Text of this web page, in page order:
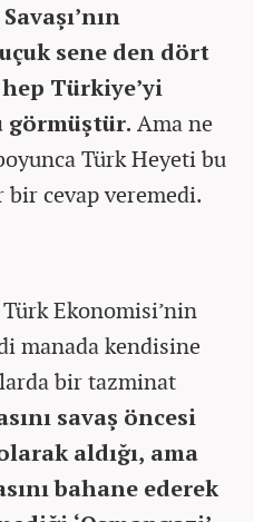
sene den dört
Türkiye’yi
görmüştür. Ama ne
Türk Heyeti bu
cevap veremedi.
Ekonomisi’nin
manada kendisine
bir tazminat
savaş öncesi
aldığı, ama
bahane ederek